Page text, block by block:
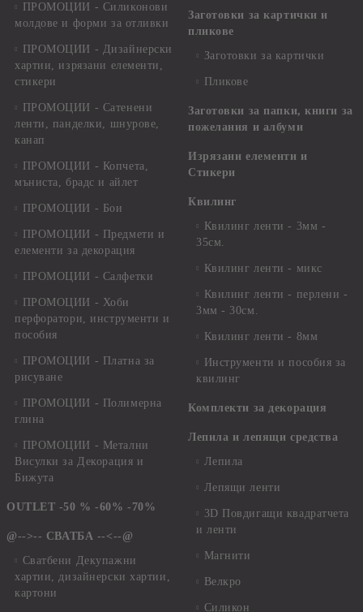
ПРОМОЦИИ - Силиконови
молдове и форми за отливки
ПРОМОЦИИ - Дизайнерски
хартии, изрязани елементи,
стикери
ПРОМОЦИИ - Сатенени
ленти, панделки, шнурове,
канап
ПРОМОЦИИ - Копчета,
мъниста, брадс и айлет
ПРОМОЦИИ - Бои
ПРОМОЦИИ - Предмети и
елементи за декорация
ПРОМОЦИИ - Салфетки
ПРОМОЦИИ - Хоби
перфоратори, инструменти и
пособия
ПРОМОЦИИ - Платна за
рисуване
ПРОМОЦИИ - Полимерна
глина
ПРОМОЦИИ - Метални
Висулки за Декорация и
Бижута
OUTLET -50 % -60% -70%
@-->-- СВАТБА --<--@
Сватбени Декупажни
хартии, дизайнерски хартии,
картони
Заготовки за картички и
пликове
Заготовки за картички
Пликове
Заготовки за папки, книги за
пожелания и албуми
Изрязани елементи и
Стикери
Квилинг
Квилинг ленти - 3мм -
35см.
Квилинг ленти - микс
Квилинг ленти - перлени -
3мм - 30см.
Квилинг ленти - 8мм
Инструменти и пособия за
квилинг
Комплекти за декорация
Лепила и лепящи средства
Лепила
Лепящи ленти
3D Повдигащи квадратчета
и ленти
Магнити
Велкро
Силикон